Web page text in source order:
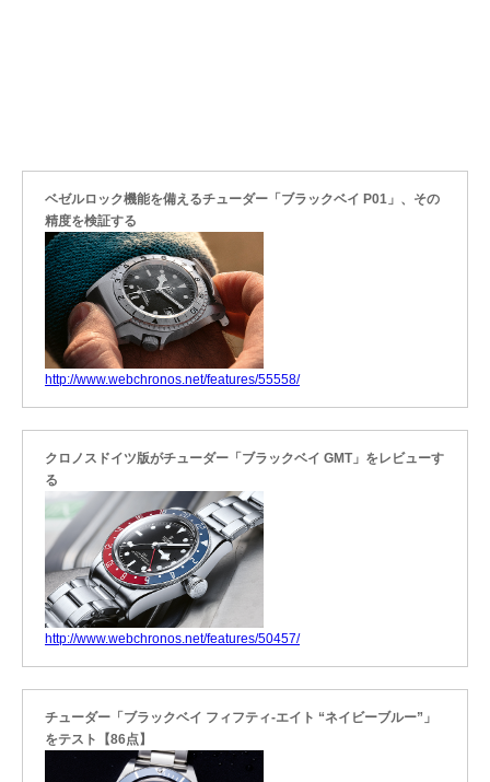
ベゼルロック機能を備えるチューダー「ブラックベイ P01」、その
精度を検証する
http://www.webchronos.net/features/55558/
クロノスドイツ版がチューダー「ブラックベイ GMT」をレビューす
る
http://www.webchronos.net/features/50457/
チューダー「ブラックベイ フィフティ-エイト “ネイビーブルー”」
をテスト【86点】